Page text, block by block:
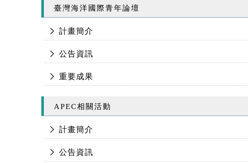
臺灣海洋國際青年論壇
計畫簡介
公告資訊
重要成果
APEC相關活動
計畫簡介
公告資訊